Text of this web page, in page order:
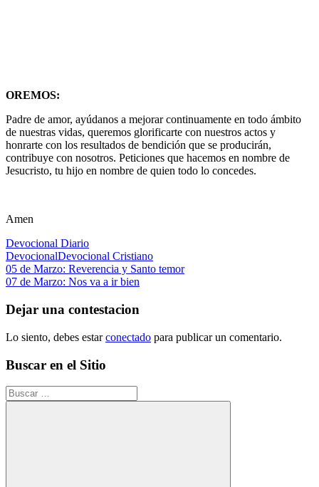
OREMOS:
Padre de amor, ayúdanos a mejorar continuamente en todo ámbito
de nuestras vidas, queremos glorificarte con nuestros actos y
honrarte con los resultados de bendición que se producirán,
contribuye con nosotros. Peticiones que hacemos en nombre de
Jesucristo, tu hijo en nombre de quien todo lo concedes.
Amen
Devocional Diario
DevocionalDevocional Cristiano
Navegación
de
entradas
Entrada
anterior:
05 de Marzo: Reverencia y Santo temor
Siguiente
07 de Marzo: Nos va a ir bien
Dejar una contestacion
Lo siento, debes estarconectado para publicar un comentario.
Buscar en el Sitio
Buscar: